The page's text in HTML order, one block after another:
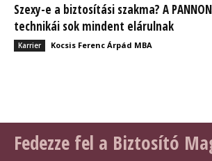
Szexy-e a biztosítási szakma? A
technikái sok mindent elárulnak
Karrier Kocsis Ferenc Árpád MBA
Fedezze fel a Biztosító